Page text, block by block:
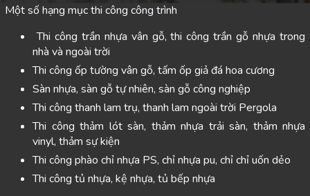
Một số hạng mục thi công công trình
Thi công trần nhựa vân gỗ, thi công trần gỗ nhựa trong
nhà và ngoài trời
Thi công ốp tường vân gỗ, tấm ốp giả đá hoa cương
Sàn nhựa, sàn gỗ tự nhiên, sàn gỗ công nghiệp
Thi công thanh lam trụ, thanh lam ngoài trời Pergola
Thi công thảm lót sàn, thảm nhựa trải sàn, thảm nhựa
vinyl, thảm sự kiện
Thi công phào chỉ nhựa PS, chỉ nhựa pu, chỉ chỉ uốn dẻo
Thi công tủ nhựa, kệ nhựa, tủ bếp nhựa